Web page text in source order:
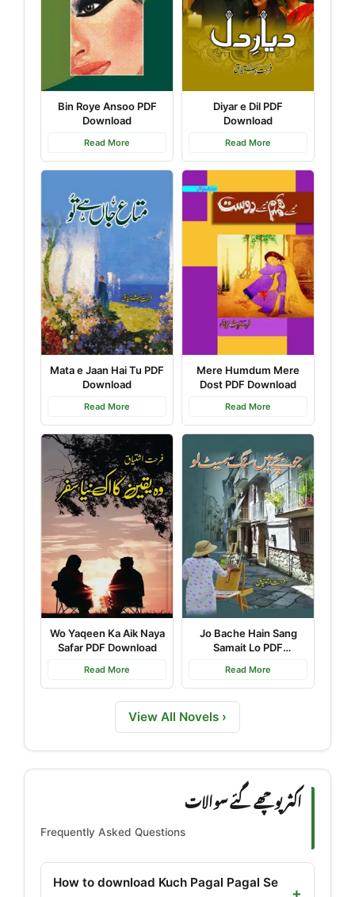
Bin Roye Ansoo PDF
Download
Read More
Diyar e Dil PDF
Download
Read More
Mata e Jaan Hai Tu PDF
Download
Read More
Mere Humdum Mere
Dost PDF Download
Read More
Wo Yaqeen Ka Aik Naya
Safar PDF Download
Read More
Jo Bache Hain Sang
Samait Lo PDF
Read More
View All Novels ›
اکثر پوچھے گئے سوالات
Frequently Asked Questions
How to download Kuch Pagal Pagal Se